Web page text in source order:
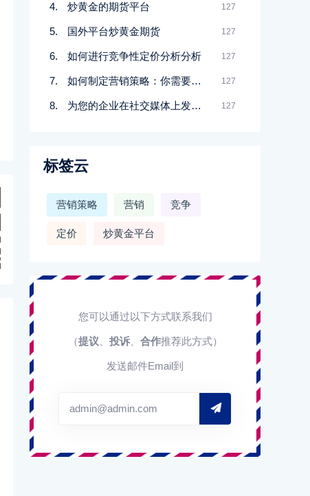
炒黄金的期货平台 127
国外平台炒黄金期货 127
如何进行竞争性定价分析分析 127
如何制定营销策略：你需要知道的一切 127
为您的企业在社交媒体上发布什么 127
标签云
营销策略 营销 竞争
定价 炒黄金平台
您可以通过以下方式联系我们
（提议 投诉、 合作推荐此方式）
发送邮件Email到
admin@admin.com